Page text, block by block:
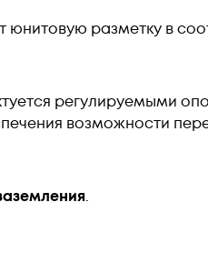
разметку в
регулируемыми
возможности
.